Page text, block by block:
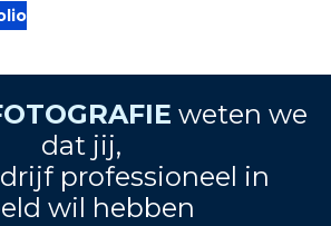
weten we
dat jij,
professioneel in
wil hebben